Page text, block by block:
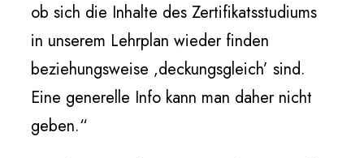
ob sich die Inhalte des Zertifikatsstudiums
in unserem Lehrplan wieder finden
beziehungsweise ‚deckungsgleich’ sind.
Eine generelle Info kann man daher nicht
geben.“